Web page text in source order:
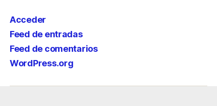
Acceder
Feed de entradas
Feed de comentarios
WordPress.org